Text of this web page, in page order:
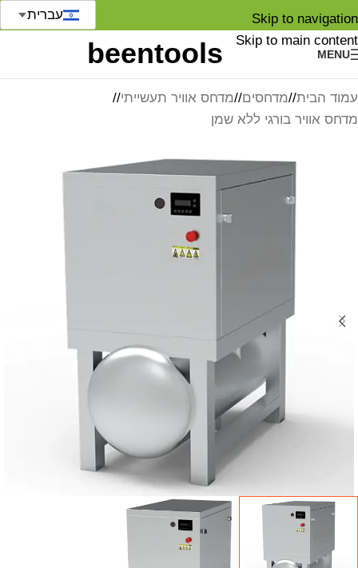
Skip to navigation
Skip to main content
MENU
עברית
עמוד הבית/ מדחסים/ מדחס אוויר תעשייתי/
מדחס אוויר בורגי ללא שמן